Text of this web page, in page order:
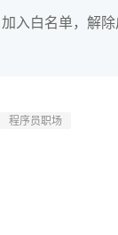
入白名单，解除
程序员职场